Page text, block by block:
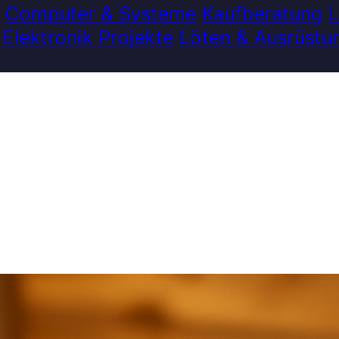
Computer & Systeme Kaufberatung
Elektronik Projekte Löten &